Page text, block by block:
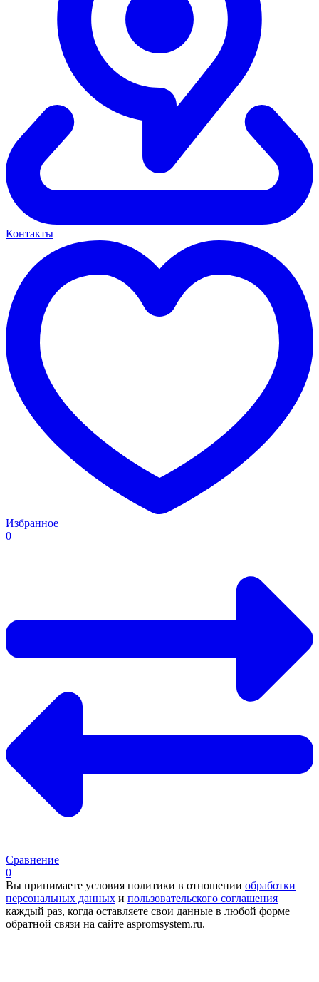
Контакты
Избранное
0
Сравнение
0
Вы принимаете условия политики в отношении обработки
персональных данных и пользовательского соглашения
каждый раз, когда оставляете свои данные в любой форме
обратной связи на сайте aspromsystem.ru.